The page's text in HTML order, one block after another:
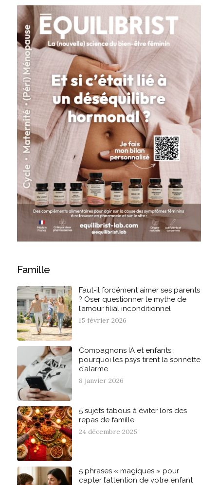
Famille
Faut-il forcément aimer ses parents
? Oser questionner le mythe de
l’amour filial inconditionnel
15 février 2026
Compagnons IA et enfants :
pourquoi les psys tirent la sonnette
d’alarme
8 janvier 2026
5 sujets tabous à éviter lors des
repas de famille
24 décembre 2025
5 phrases « magiques » pour
capter l’attention de votre enfant